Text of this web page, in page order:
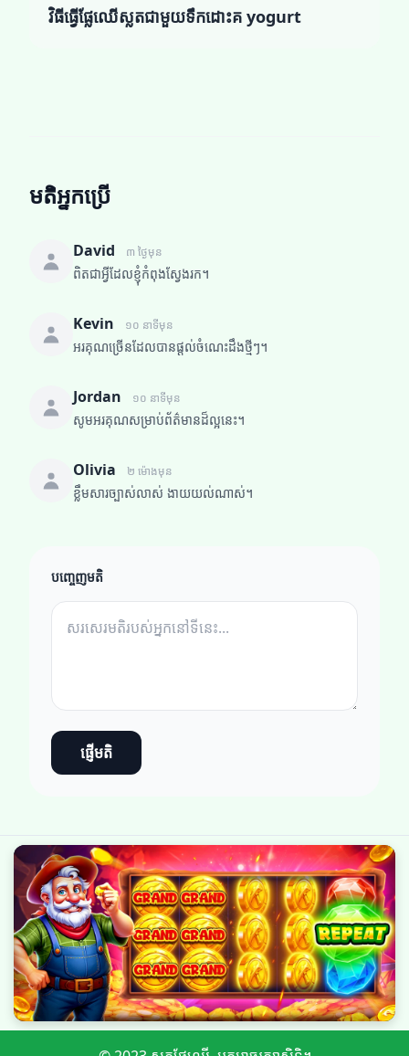
វិធីធ្វើផ្លែឈើស្លតជាមួយទឹកដោះគ yogurt
មតិអ្នកប្រើ
David ៣ ថ្ងៃមុន
ពិតជាអ្វីដែលខ្ញុំកំពុងស្វែងរក។
Kevin ១០ នាទីមុន
អរគុណច្រើនដែលបានផ្តល់ចំណេះដឹងថ្មីៗ។
Jordan ១០ នាទីមុន
សូមអរគុណសម្រាប់ព័ត៌មានដ៏ល្អនេះ។
Olivia ២ ម៉ោងមុន
ខ្លឹមសារច្បាស់លាស់ ងាយយល់ណាស់។
បញ្ចេញមតិ
ផ្ញើមតិ